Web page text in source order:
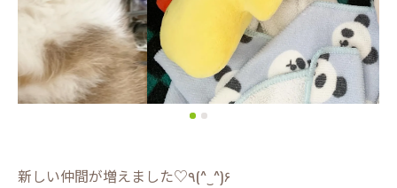
新しい仲間が増えました♡٩(^‿^)۶